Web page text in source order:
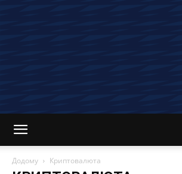
Додому Криптовалюта